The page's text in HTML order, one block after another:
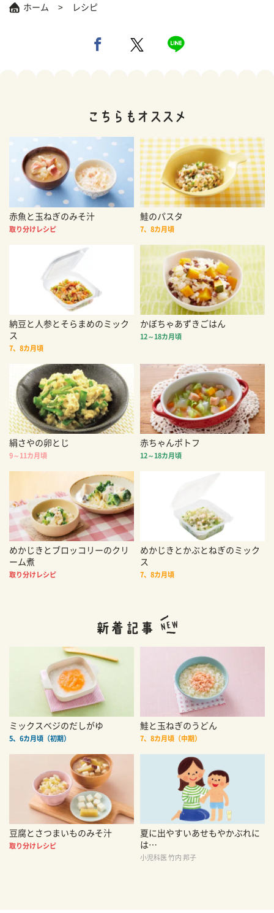
ホーム レシピ
赤魚と玉ねぎのみそ汁
取り分けレシピ
鮭のパスタ
7、8カ月頃
納豆と人参とそらまめのミック
ス
7、8カ月頃
かぼちゃあずきごはん
12～18カ月頃
絹さやの卵とじ
9～11カ月頃
赤ちゃんポトフ
12～18カ月頃
めかじきとブロッコリーのクリ
ーム煮
取り分けレシピ
めかじきとかぶとねぎのミック
ス
7、8カ月頃
ミックスベジのだしがゆ
5、6カ月頃（初期）
鮭と玉ねぎのうどん
7、8カ月頃（中期）
豆腐とさつまいものみそ汁
取り分けレシピ
夏に出やすいあせもやかぶれに
は…
小児科医 竹内 邦子